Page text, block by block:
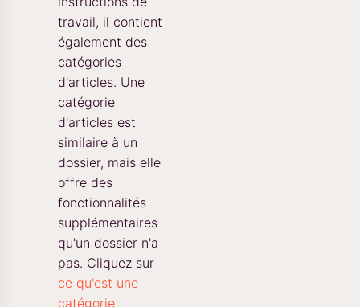
travail, il contient
également des
catégories
d'articles. Une
catégorie
d'articles est
similaire à un
dossier, mais elle
offre des
fonctionnalités
supplémentaires
qu'un dossier n'a
pas. Cliquez sur
ce qu'est une
catégorie